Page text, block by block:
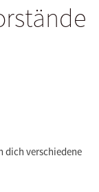
dich verschiedene